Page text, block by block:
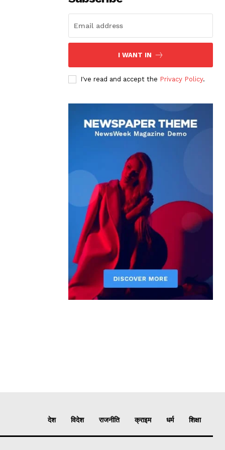
I WANT IN
I've read and accept the Privacy Policy.
देश विदेश राजनीति क्राइम धर्म शिक्षा